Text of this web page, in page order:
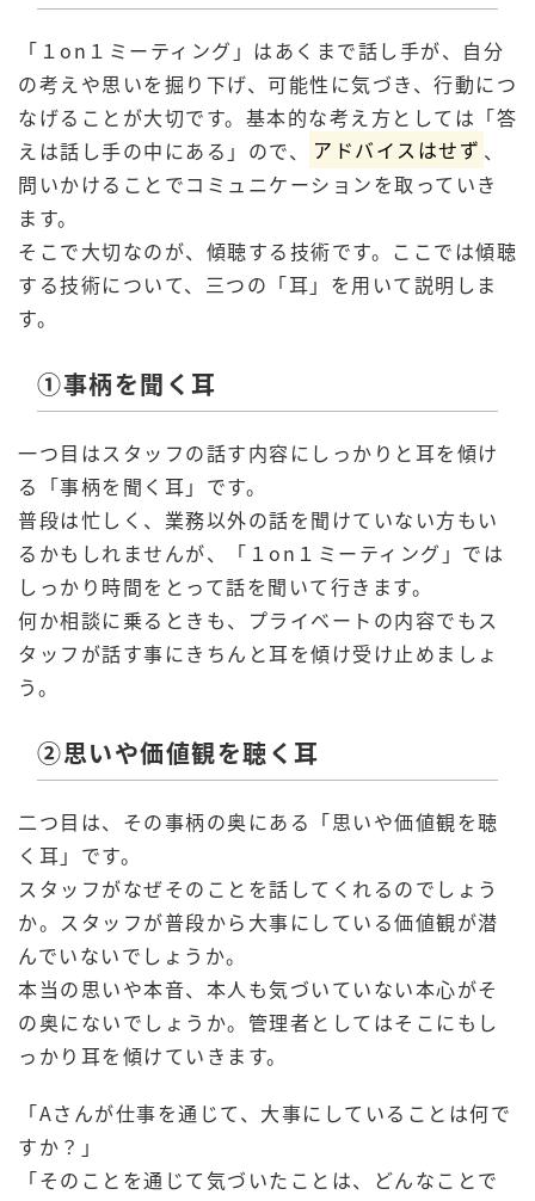
「１on１ミーティング」はあくまで話し手が、自分
の考えや思いを掘り下げ、可能性に気づき、行動につ
なげることが大切です。基本的な考え方としては「答
えは話し手の中にある」ので、
アドバイスはせず 、
問いかけることでコミュニケーションを取っていき
ます。
そこで大切なのが、傾聴する技術です。ここでは傾聴
する技術について、三つの「耳」を用いて説明しま
す。
①事柄を聞く耳
一つ目はスタッフの話す内容にしっかりと耳を傾け
る「事柄を聞く耳」です。
普段は忙しく、業務以外の話を聞けていない方もい
るかもしれませんが、「１on１ミーティング」では
しっかり時間をとって話を聞いて行きます。
何か相談に乗るときも、プライベートの内容でもス
タッフが話す事にきちんと耳を傾け受け止めましょ
う。
②思いや価値観を聴く耳
二つ目は、その事柄の奥にある「思いや価値観を聴
く耳 」です。
スタッフがなぜそのことを話してくれるのでしょう
か。スタッフが普段から大事にしている価値観が潜
んでいないでしょうか。
本当の思いや本音、本人も気づいていない本心がそ
の奥にないでしょうか。管理者としてはそこにもし
っかり耳を傾けていきます。
「Aさんが仕事を通じて、大事にしていることは何で
すか？」
「そのことを通じて気づいたことは、どんなことで